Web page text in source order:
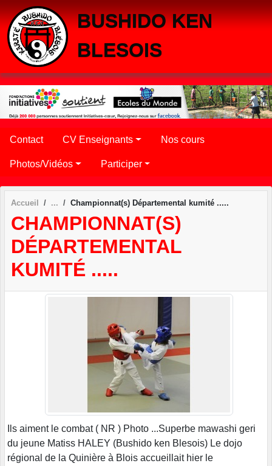
BUSHIDO KEN
BLESOIS
Contact CV Enseignants Nos cours
Photos/Vidéos Participer
Accueil Championnat(s) Départemental kumité .....
CHAMPIONNAT(S)
DÉPARTEMENTAL
KUMITÉ .....
Ils aiment le combat ( NR ) Photo ...Superbe mawashi geri
du jeune Matiss HALEY (Bushido ken Blesois) Le dojo
régional de la Quinière à Blois accueillait hier le
Panneau de gestion des cookies